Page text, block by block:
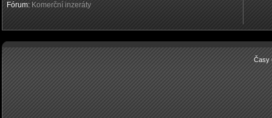
Fórum: Komerční inzeráty
Časy